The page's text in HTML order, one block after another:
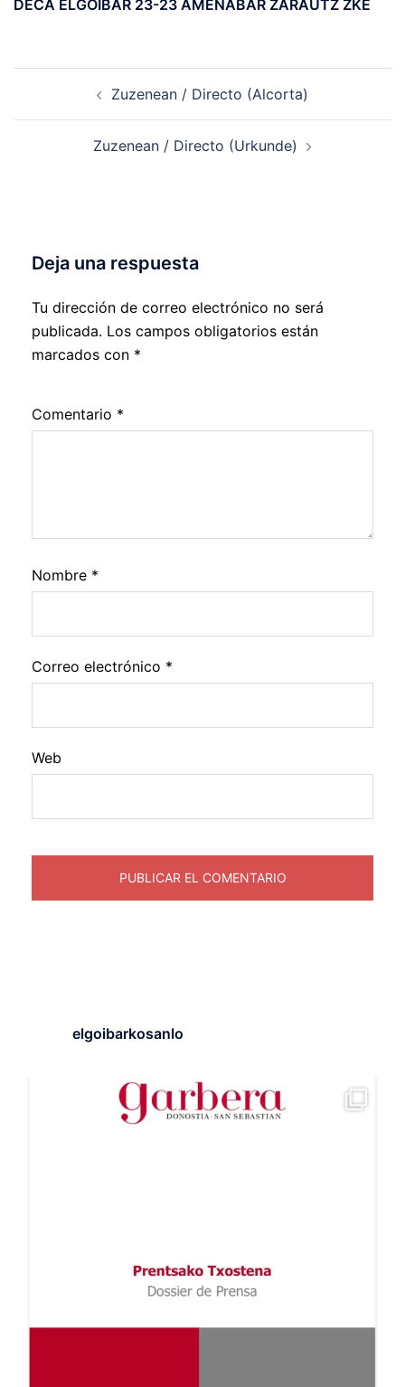
DECA ELGOIBAR 23-23 AMENABAR ZARAUTZ ZKE
Zuzenean / Directo (Alcorta)
Zuzenean / Directo (Urkunde)
Deja una respuesta
Tu dirección de correo electrónico no será
publicada. Los campos obligatorios están
marcados con *
Comentario *
Nombre *
Correo electrónico *
Web
elgoibarkosanlo